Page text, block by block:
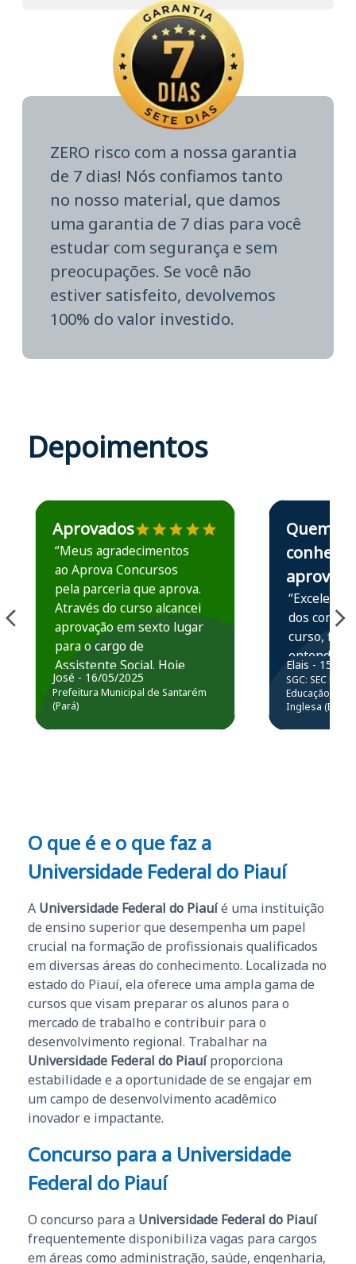
ZERO risco com a nossa garantia
de 7 dias! Nós confiamos tanto
no nosso material, que damos
uma garantia de 7 dias para você
estudar com segurança e sem
preocupações. Se você não
estiver satisfeito, devolvemos
100% do valor investido.
Depoimentos
Estudante José recomenda o Aprova Concursos em
Aprovados
“Meus agradecimentos
ao Aprova Concursos
pela parceria que aprova.
Através do curso alcancei
aprovação em sexto lugar
para o cargo de
Assistente Social. Hoje
estou atuando na
Prefeitura de Santarém.
José - 16/05/2025
Prefeitura Municipal de Santarém
(Pará)
Estudante Elais
Quem
conhece,
aprova
“Excelente
dos
curso,
entender e
prática
resolução
questões.”
Elais - 15/07/
SGC: SEC BA
Educação
Inglesa (Edital
O que é e o que faz a
Universidade Federal do Piauí
A Universidade Federal do Piauíé uma instituição
de ensino superior que desempenha um papel
crucial na formação de profissionais qualificados
em diversas áreas do conhecimento. Localizada no
estado do Piauí, ela oferece uma ampla gama de
cursos que visam preparar os alunos para o
mercado de trabalho e contribuir para o
desenvolvimento regional. Trabalhar na
Universidade Federal do Piauíproporciona
estabilidade e a oportunidade de se engajar em
um campo de desenvolvimento acadêmico
inovador e impactante.
Concurso para a Universidade
Federal do Piauí
O concurso para a Universidade Federal do Piauí
frequentemente disponibiliza vagas para cargos
em áreas como administração, saúde, engenharia,